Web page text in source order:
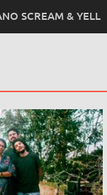
SCREAM & YELL